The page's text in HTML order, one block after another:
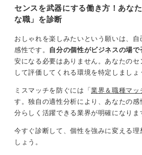
や表現力が重視される分野です。
グラファー、映像クリエイターとい
も数多く活躍しています。
これらの分野でキャリアを築いてい
し、理解を深めることが第一歩です
そして、可能であればインターンシ
が、何よりも実践的な学びとなりお
センスを武器にする働き方！あな
な職」を診断
おしゃれを楽しみたいという願いは、
感性です。 自分の個性がビジネスの場
安になる必要はありません。あなたのセ
して評価してくれる環境を特定しましょ
ミスマッチを防ぐには「業界＆職種マッ
す。独自の適性分析により、 あなたの感
分らしく活躍できる業界が明確になりま
今すぐ診断して、個性を強みに変える理
しょう。